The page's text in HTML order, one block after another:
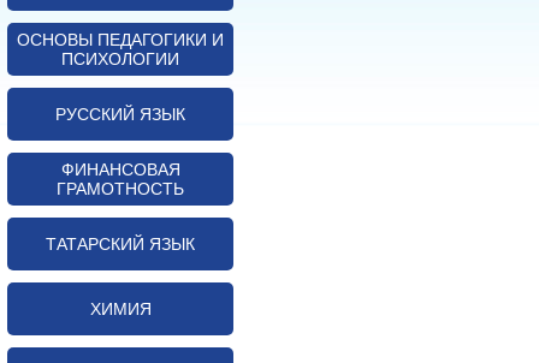
ОСНОВЫ ПЕДАГОГИКИ И
ПСИХОЛОГИИ
РУССКИЙ ЯЗЫК
ФИНАНСОВАЯ
ГРАМОТНОСТЬ
ТАТАРСКИЙ ЯЗЫК
ХИМИЯ